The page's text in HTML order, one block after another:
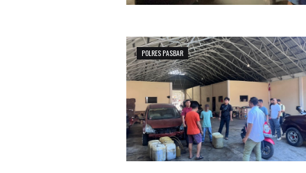
POLRES PASBAR